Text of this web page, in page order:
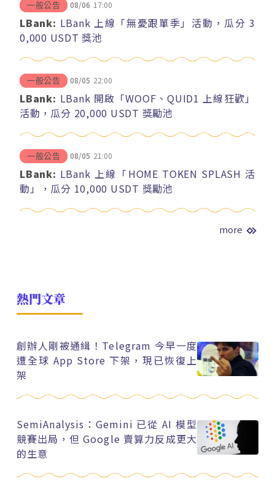
一般公告 08/06 17:00
LBank: LBank 上線「無憂跟單季」活動，瓜分 3
0,000 USDT 獎池
一般公告 08/05 22:00
LBank: LBank 開啟「WOOF、QUID1 上線狂歡」
活動，瓜分 20,000 USDT 獎勵池
一般公告 08/05 21:00
LBank: LBank 上線「HOME TOKEN SPLASH 活
動」，瓜分 10,000 USDT 獎勵池
more
熱門文章
創辦人剛被通緝！Telegram 今早一度
遭全球 App Store 下架，現已恢復上
架
SemiAnalysis：Gemini 已從 AI 模型
競賽出局，但 Google 賣算力反成更大
的生意